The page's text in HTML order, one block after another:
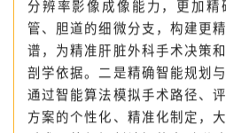
未来精准肝脏外科的发
向：一是肝脏精细解剖与影像
分辨率影像成像能力，更加
管、胆道的细微分支，构建更
谱，为精准肝脏外科手术决策
剖学依据。二是精确智能规划